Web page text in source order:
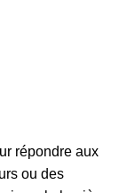
répondre aux
ou des